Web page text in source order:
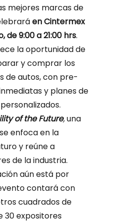
mejores marcas de
en Cintermex
de 9:00 a 21:00 hrs.
la oportunidad de
y comprar los
de autos, con pre-
y planes de
of the Future,una
enfoca en la
y reúne a
de la industria.
aún está por
contará con
cuadrados de
30 expositores